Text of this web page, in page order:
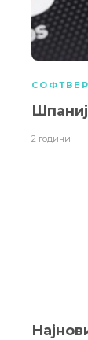
СОФТВЕР
2 години